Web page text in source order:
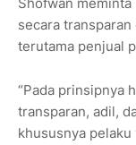
secara
terutama penjual
“Pada prinsipnya
transparan, adil,
khususnya pelaku